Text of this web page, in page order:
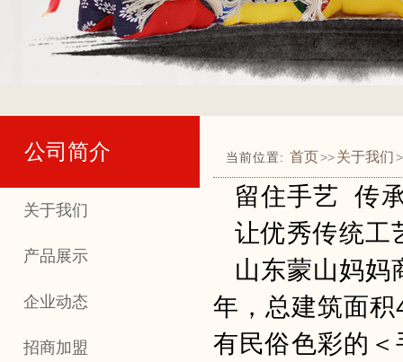
公司简介
关于我们
产品展示
企业动态
招商加盟
当前位置: 首页>>关于我们
留住手艺 传
让优秀传统工
山东蒙山妈妈
年，总建筑面
有民俗色彩的